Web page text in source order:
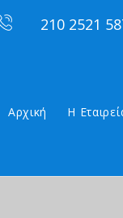
210 2521
Αρχική Η